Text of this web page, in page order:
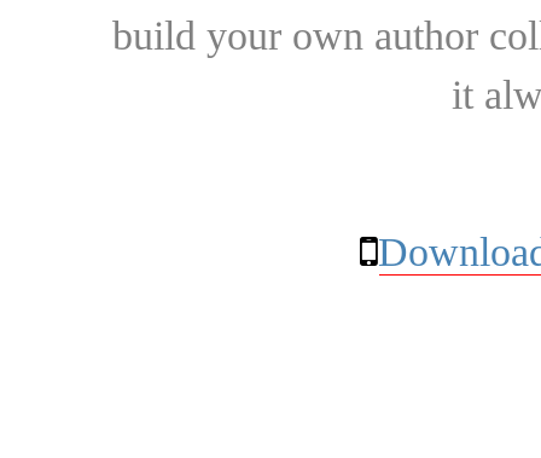
build your own author
it